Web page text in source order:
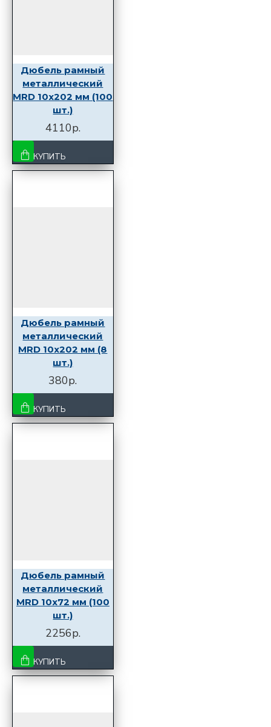
Дюбель рамный
металлический
MRD 10x202 мм (100
шт.)
4110р.
КУПИТЬ
Дюбель рамный
металлический
MRD 10x202 мм (8
шт.)
380р.
КУПИТЬ
Дюбель рамный
металлический
MRD 10x72 мм (100
шт.)
2256р.
КУПИТЬ